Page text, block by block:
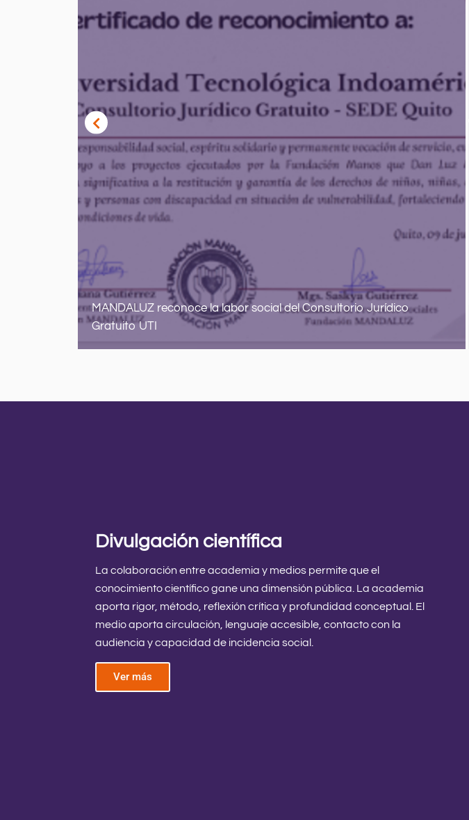
MANDALUZ reconoce la labor social del Consultorio Jurídico
Gratuito UTI
Divulgación científica
La colaboración entre academia y medios permite que el
conocimiento científico gane una dimensión pública. La academia
aporta rigor, método, reflexión crítica y profundidad conceptual. El
medio aporta circulación, lenguaje accesible, contacto con la
audiencia y capacidad de incidencia social.
Ver más